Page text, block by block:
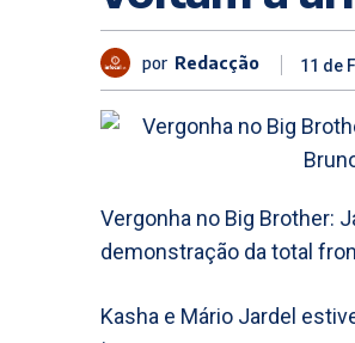
por Redacção 11 de
Vergonha no Big Brother:
demonstração da total
Kasha e Mário Jardel